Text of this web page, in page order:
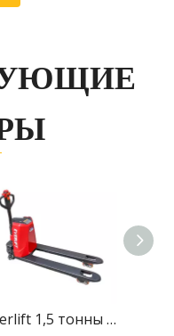
Электрическая тележка Everlift 2 тонны 2000 кг с двигателем переменного тока Контроллер Curtis переменного тока ELEP-20B